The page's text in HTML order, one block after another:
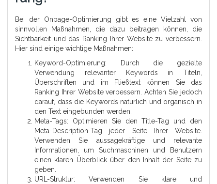
Bei der Onpage-Optimierung gibt es eine Vielzahl von
sinnvollen Maßnahmen, die dazu beitragen können, die
Sichtbarkeit und das Ranking Ihrer Website zu verbessern.
Hier sind einige wichtige Maßnahmen:
Keyword-Optimierung: Durch die gezielte
Verwendung relevanter Keywords in Titeln,
Überschriften und im Fließtext können Sie das
Ranking Ihrer Website verbessern. Achten Sie jedoch
darauf, dass die Keywords natürlich und organisch in
den Text eingebunden werden.
Meta-Tags: Optimieren Sie den Title-Tag und den
Meta-Description-Tag jeder Seite Ihrer Website.
Verwenden Sie aussagekräftige und relevante
Informationen, um Suchmaschinen und Benutzern
einen klaren Überblick über den Inhalt der Seite zu
geben.
URL-Struktur: Verwenden Sie klare und